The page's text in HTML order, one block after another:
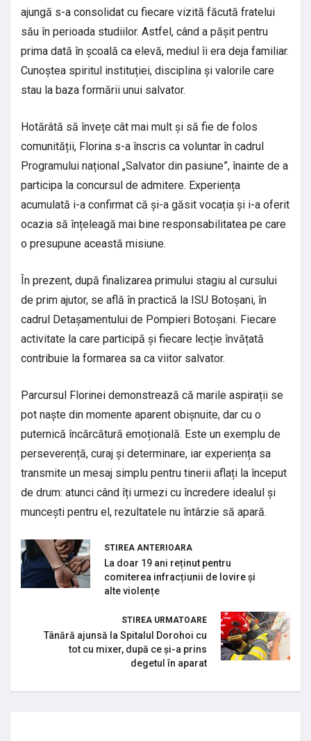
ajungă s-a consolidat cu fiecare vizită făcută fratelui
său în perioada studiilor. Astfel, când a pășit pentru
prima dată în școală ca elevă, mediul îi era deja familiar.
Cunoștea spiritul instituției, disciplina și valorile care
stau la baza formării unui salvator.
Hotărâtă să învețe cât mai mult și să fie de folos
comunității, Florina s-a înscris ca voluntar în cadrul
Programului național „Salvator din pasiune”, înainte de a
participa la concursul de admitere. Experiența
acumulată i-a confirmat că și-a găsit vocația și i-a oferit
ocazia să înțeleagă mai bine responsabilitatea pe care
o presupune această misiune.
În prezent, după finalizarea primului stagiu al cursului
de prim ajutor, se află în practică la ISU Botoșani, în
cadrul Detașamentului de Pompieri Botoșani. Fiecare
activitate la care participă și fiecare lecție învățată
contribuie la formarea sa ca viitor salvator.
Parcursul Florinei demonstrează că marile aspirații se
pot naște din momente aparent obișnuite, dar cu o
puternică încărcătură emoțională. Este un exemplu de
perseverență, curaj și determinare, iar experiența sa
transmite un mesaj simplu pentru tinerii aflați la început
de drum: atunci când îți urmezi cu încredere idealul și
muncești pentru el, rezultatele nu întârzie să apară.
STIREA ANTERIOARA
La doar 19 ani reținut pentru
comiterea infracțiunii de lovire și
alte violențe
STIREA URMATOARE
Tânără ajunsă la Spitalul Dorohoi cu
tot cu mixer, după ce și-a prins
degetul în aparat